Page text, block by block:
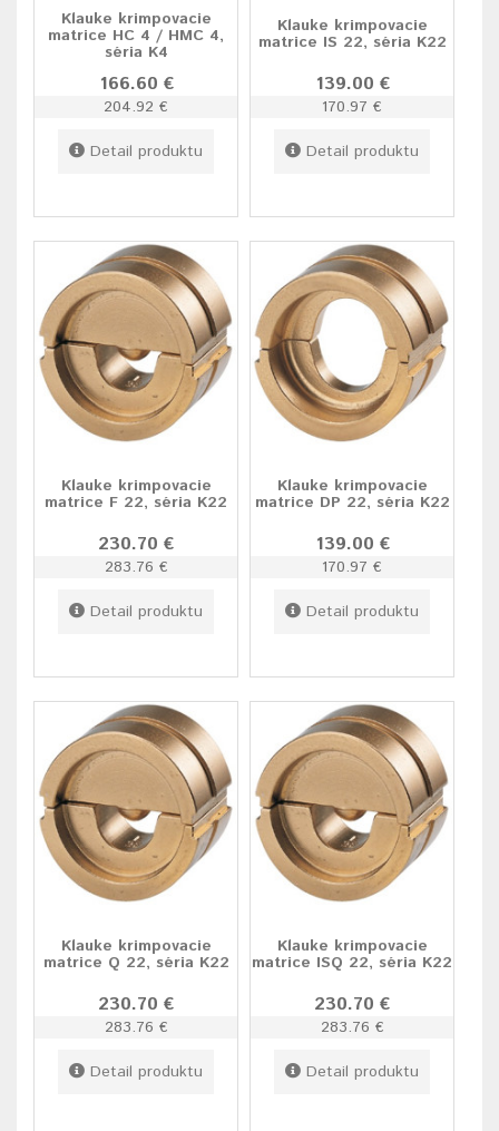
Klauke krimpovacie
matrice HC 4 / HMC 4,
séria K4
166.60 €
204.92 €
Detail produktu
Klauke krimpovacie
matrice IS 22, séria K22
139.00 €
170.97 €
Detail produktu
Klauke krimpovacie
matrice F 22, séria K22
230.70 €
283.76 €
Detail produktu
Klauke krimpovacie
matrice DP 22, séria K22
139.00 €
170.97 €
Detail produktu
Klauke krimpovacie
matrice Q 22, séria K22
230.70 €
283.76 €
Detail produktu
Klauke krimpovacie
matrice ISQ 22, séria K22
230.70 €
283.76 €
Detail produktu